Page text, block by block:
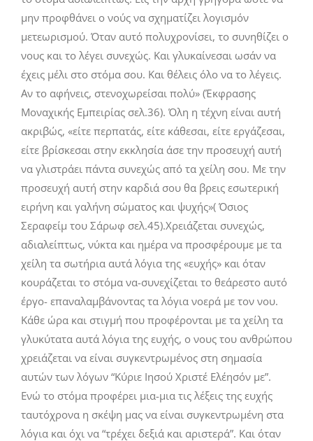
μην προφθάνει ο νούς να σχηματίζει λογισμόν
μετεωρισμού. Όταν αυτό πολυχρονίσει, το συνηθίζει ο
νους και το λέγει συνεχώς. Και γλυκαίνεσαι ωσάν να
έχεις μέλι στο στόμα σου. Και θέλεις όλο να το λέγεις.
Αν το αφήνεις, στενοχωρείσαι πολύ» (Έκφρασης
Μοναχικής Εμπειρίας σελ.36). Όλη η τέχνη είναι αυτή
ακριβώς, «είτε περπατάς, είτε κάθεσαι, είτε εργάζεσαι,
είτε βρίσκεσαι στην εκκλησία άσε την προσευχή αυτή
να γλιστράει πάντα συνεχώς από τα χείλη σου. Με την
προσευχή αυτή στην καρδιά σου θα βρεις εσωτερική
ειρήνη και γαλήνη σώματος και ψυχής»( Όσιος
Σεραφείμ του Σάρωφ σελ.45).Χρειάζεται συνεχώς,
αδιαλείπτως, νύκτα και ημέρα να προσφέρουμε με τα
χείλη τα σωτήρια αυτά λόγια της «ευχής» και όταν
κουράζεται το στόμα να-συνεχίζεται το θεάρεστο αυτό
έργο- επαναλαμβάνοντας τα λόγια νοερά με τον νου.
Κάθε ώρα και στιγμή που προφέρονται με τα χείλη τα
γλυκύτατα αυτά λόγια της ευχής, ο νους του ανθρώπου
χρειάζεται να είναι συγκεντρωμένος στη σημασία
αυτών των λόγων “Κύριε Ιησού Χριστέ Ελέησόν με”.
Ενώ το στόμα προφέρει μια-μια τις λέξεις της ευχής
ταυτόχρονα η σκέψη μας να είναι συγκεντρωμένη στα
λόγια και όχι να “τρέχει δεξιά και αριστερά”. Και όταν